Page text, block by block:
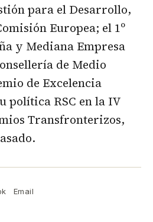
para el Desarrollo,
Europea; el 1º
y Mediana Empresa
de Medio
de Excelencia
política RSC en la IV
Transfronterizos,
Email